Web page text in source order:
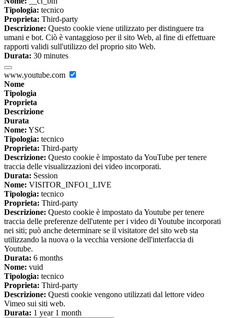
Tipologia: tecnico
Proprieta: Third-party
Descrizione: Questo cookie viene utilizzato per distinguere tra
umani e bot. Ciò è vantaggioso per il sito Web, al fine di effettuare
rapporti validi sull'utilizzo del proprio sito Web.
Durata: 30 minutes
www.youtube.com
Nome
Tipologia
Proprieta
Descrizione
Durata
Nome: YSC
Tipologia: tecnico
Proprieta: Third-party
Descrizione: Questo cookie è impostato da YouTube per tenere
traccia delle visualizzazioni dei video incorporati.
Durata: Session
Nome: VISITOR_INFO1_LIVE
Tipologia: tecnico
Proprieta: Third-party
Descrizione: Questo cookie è impostato da Youtube per tenere
traccia delle preferenze dell'utente per i video di Youtube incorporati
nei siti; può anche determinare se il visitatore del sito web sta
utilizzando la nuova o la vecchia versione dell'interfaccia di
Youtube.
Durata: 6 months
Nome: vuid
Tipologia: tecnico
Proprieta: Third-party
Descrizione: Questi cookie vengono utilizzati dal lettore video
Vimeo sui siti web.
Durata: 1 year 1 month